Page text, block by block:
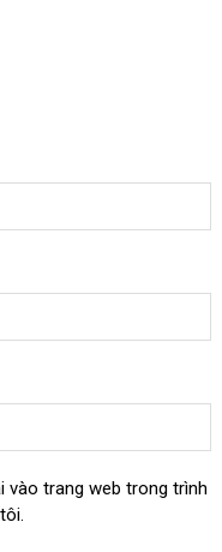
vào trang web trong trình